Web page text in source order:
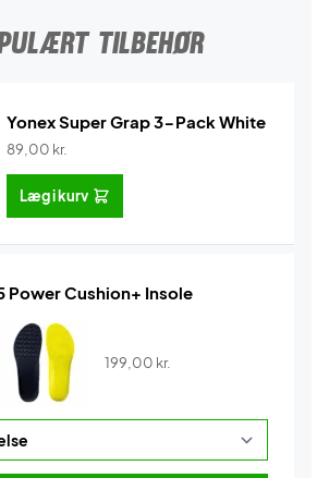
TILBEHØR
Yonex Super Grap 3-Pack White
89,00 kr.
Læg i kurv
Power Cushion+ Insole
199,00 kr.